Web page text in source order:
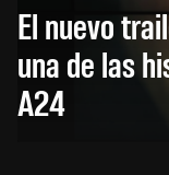
El nuevo
una de las
A24